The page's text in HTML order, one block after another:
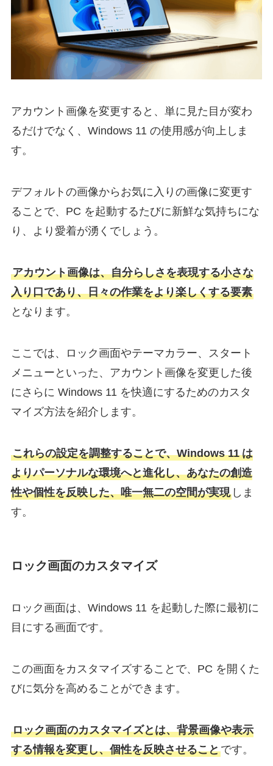
アカウント画像を変更すると、単に見た目が変わ
るだけでなく、Windows 11 の使用感が向上しま
す。
デフォルトの画像からお気に入りの画像に変更す
ることで、PC を起動するたびに新鮮な気持ちにな
り、より愛着が湧くでしょう。
アカウント画像は、自分らしさを表現する小さな
入り口であり、日々の作業をより楽しくする要素
となります。
ここでは、ロック画面やテーマカラー、スタート
メニューといった、アカウント画像を変更した後
にさらに Windows 11 を快適にするためのカスタ
マイズ方法を紹介します。
これらの設定を調整することで、Windows 11 は
よりパーソナルな環境へと進化し、あなたの創造
性や個性を反映した、唯一無二の空間が実現しま
す。
ロック画面のカスタマイズ
ロック画面は、Windows 11 を起動した際に最初に
目にする画面です。
この画面をカスタマイズすることで、PC を開くた
びに気分を高めることができます。
ロック画面のカスタマイズとは、背景画像や表示
する情報を変更し、個性を反映させることです。